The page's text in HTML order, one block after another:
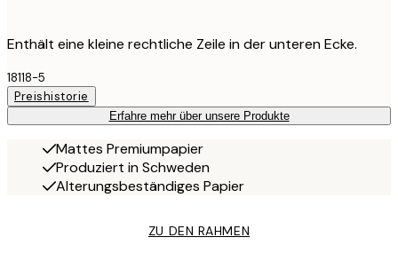
Enthält eine kleine rechtliche Zeile in der unteren Ecke.
18118-5
Preishistorie
Erfahre mehr über unsere Produkte
Mattes Premiumpapier
Produziert in Schweden
Alterungsbeständiges Papier
ZU DEN RAHMEN